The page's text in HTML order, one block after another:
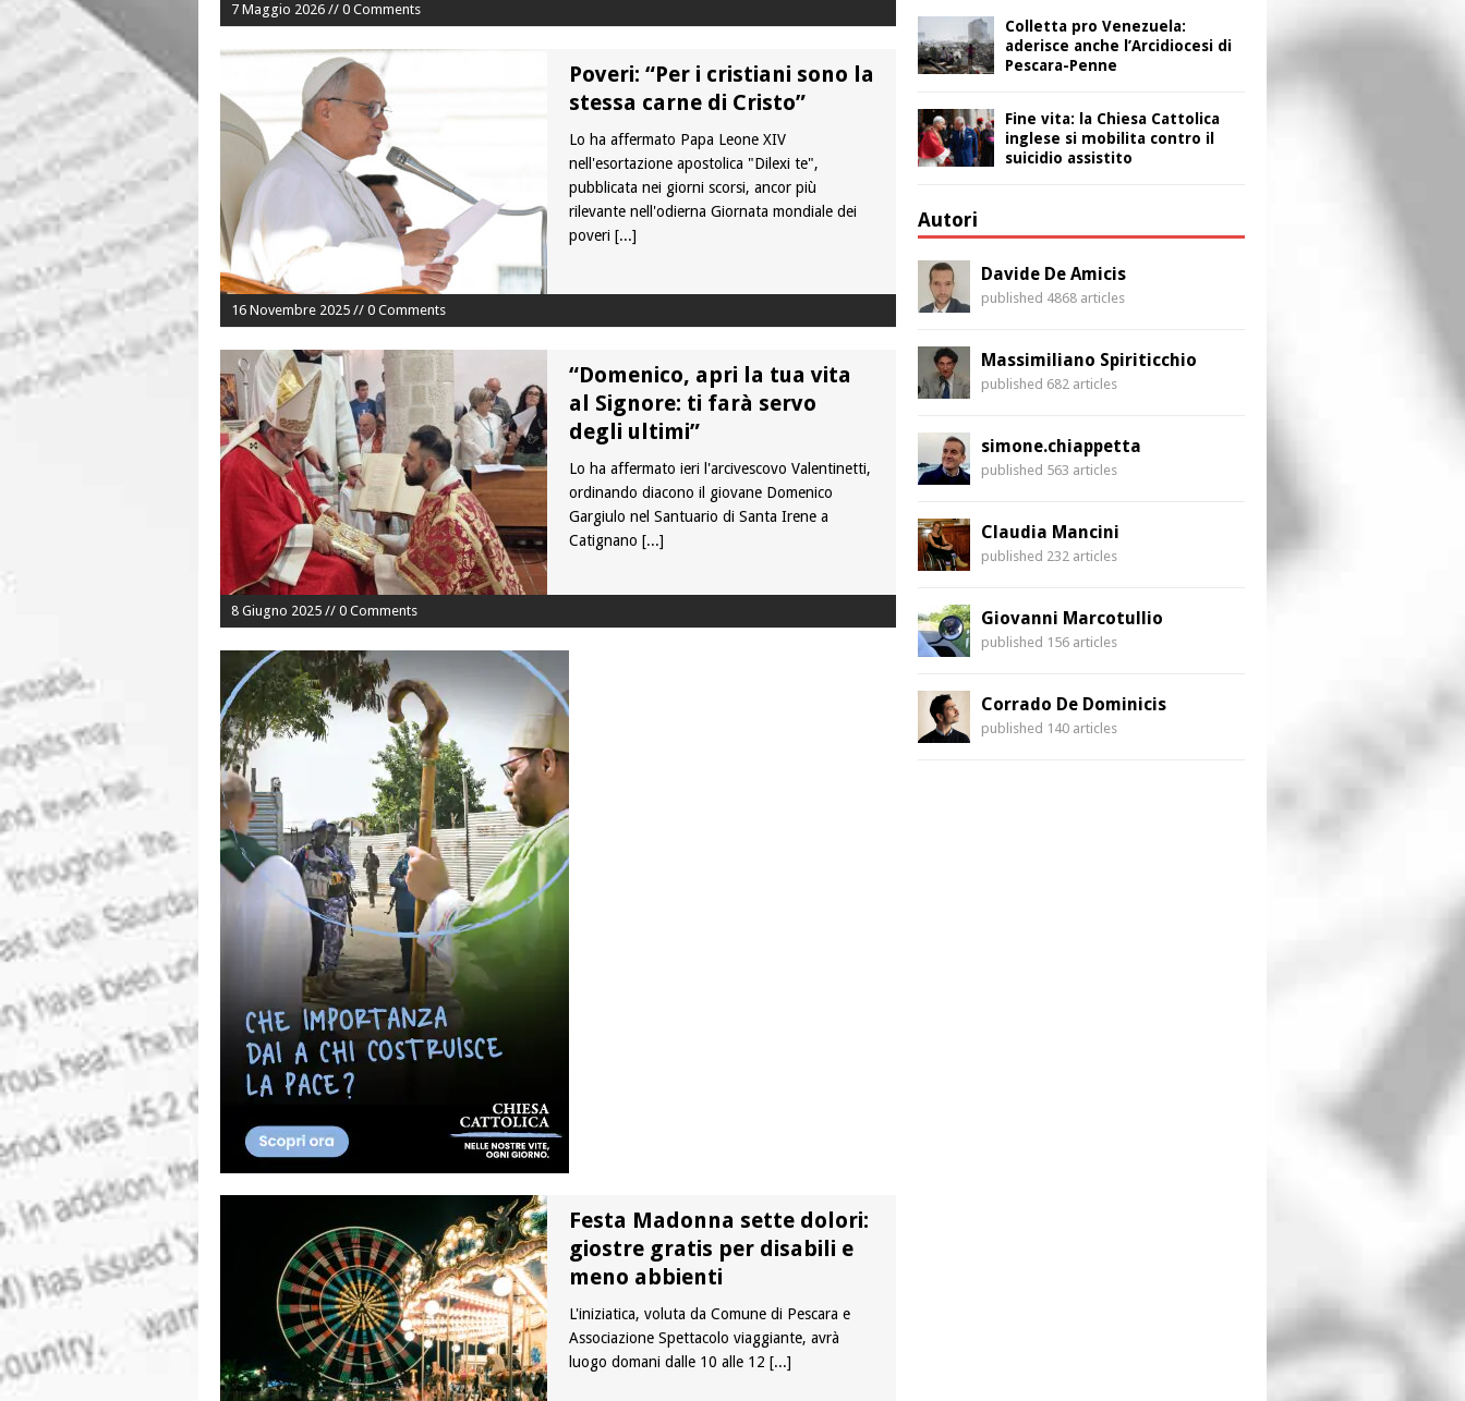
7 Maggio 2026 // 0 Comments
Poveri: “Per i cristiani sono la
stessa carne di Cristo”
Lo ha affermato Papa Leone XIV
nell'esortazione apostolica "Dilexi te",
pubblicata nei giorni scorsi, ancor più
rilevante nell'odierna Giornata mondiale dei
poveri [...]
16 Novembre 2025 // 0 Comments
“Domenico, apri la tua vita
al Signore: ti farà servo
degli ultimi”
Lo ha affermato ieri l'arcivescovo Valentinetti,
ordinando diacono il giovane Domenico
Gargiulo nel Santuario di Santa Irene a
Catignano [...]
8 Giugno 2025 // 0 Comments
Festa Madonna sette dolori:
giostre gratis per disabili e
meno abbienti
L'iniziatica, voluta da Comune di Pescara e
Associazione Spettacolo viaggiante, avrà
luogo domani dalle 10 alle 12 [...]
Colletta pro Venezuela:
aderisce anche l’Arcidiocesi di
Pescara-Penne
Fine vita: la Chiesa Cattolica
inglese si mobilita contro il
suicidio assistito
Autori
Davide De Amicis
published 4868 articles
Massimiliano Spiriticchio
published 682 articles
simone.chiappetta
published 563 articles
Claudia Mancini
published 232 articles
Giovanni Marcotullio
published 156 articles
Corrado De Dominicis
published 140 articles